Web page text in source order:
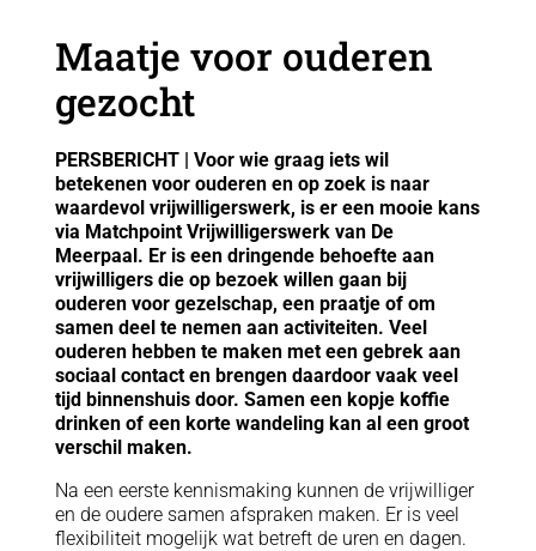
Maatje voor ouderen
gezocht
PERSBERICHT | Voor wie graag iets wil
betekenen voor ouderen en op zoek is naar
waardevol vrijwilligerswerk, is er een mooie kans
via Matchpoint Vrijwilligerswerk van De
Meerpaal. Er is een dringende behoefte aan
vrijwilligers die op bezoek willen gaan bij
ouderen voor gezelschap, een praatje of om
samen deel te nemen aan activiteiten. Veel
ouderen hebben te maken met een gebrek aan
sociaal contact en brengen daardoor vaak veel
tijd binnenshuis door. Samen een kopje koffie
drinken of een korte wandeling kan al een groot
verschil maken.
Na een eerste kennismaking kunnen de vrijwilliger
en de oudere samen afspraken maken. Er is veel
flexibiliteit mogelijk wat betreft de uren en dagen.